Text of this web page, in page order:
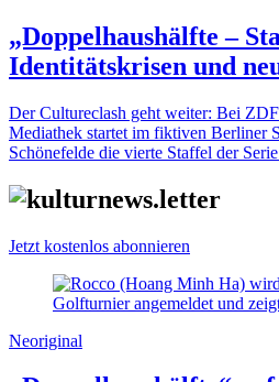
„Doppelhaushälfte –
Identitätskrisen und
Der Cultureclash geht weiter: Bei
Mediathek startet im fiktiven Berliner
Schönefelde die vierte Staffel der
Jetzt kostenlos abonnieren
Neoriginal